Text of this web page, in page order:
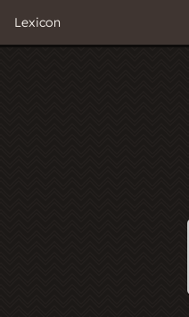
Lexicon